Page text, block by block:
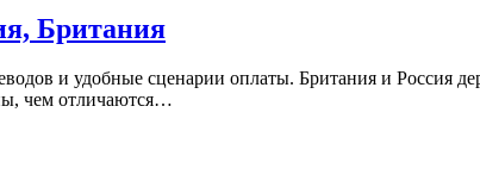
Британия
и удобные сценарии оплаты. Британия и Россия
чем отличаются…